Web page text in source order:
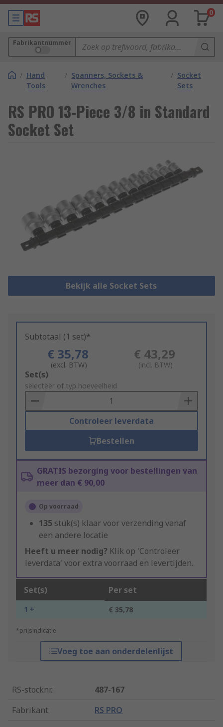
0
Fabrikantnummer
/ Hand
Tools
/ Spanners, Sockets &
Wrenches
/ Socket
Sets
RS PRO 13-Piece 3/8 in Standard
Socket Set
Bekijk alle Socket Sets
Subtotaal (1 set)*
€ 35,78
(excl. BTW)
€ 43,29
(incl. BTW)
Add
to
Basket
Set(s)
selecteer of typ hoeveelheid
Controleer leverdata
Bestellen
GRATIS bezorging voor bestellingen van
meer dan € 90,00
Op voorraad
135 stuk(s) klaar voor verzending vanaf
een andere locatie
Heeft u meer nodig? Klik op 'Controleer
leverdata' voor extra voorraad en levertijden.
Set(s) Per set
1 + € 35,78
*prijsindicatie
Voeg toe aan onderdelenlijst
RS-stocknr.:
487-167
Fabrikant: RS PRO